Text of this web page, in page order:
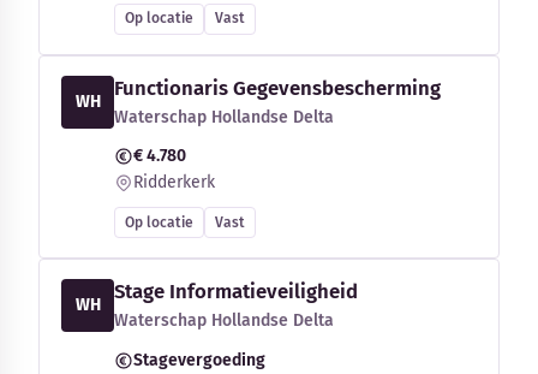
Op locatie Vast
WH
Functionaris Gegevensbescherming
Waterschap Hollandse Delta
€ 4.780
Ridderkerk
Op locatie Vast
WH
Stage Informatieveiligheid
Waterschap Hollandse Delta
Stagevergoeding